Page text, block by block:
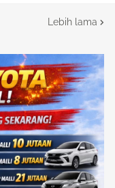
Lebih lama